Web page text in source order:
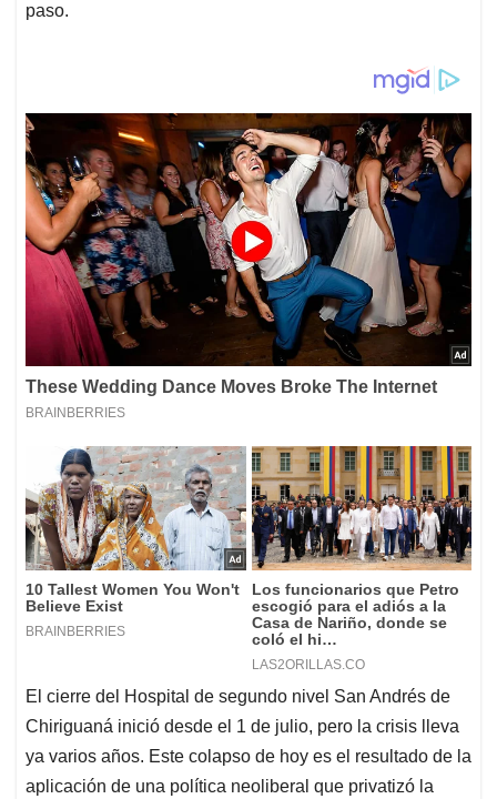
paso.
El cierre del Hospital de segundo nivel San Andrés de
Chiriguaná inició desde el 1 de julio, pero la crisis lleva
ya varios años. Este colapso de hoy es el resultado de la
aplicación de una política neoliberal que privatizó la